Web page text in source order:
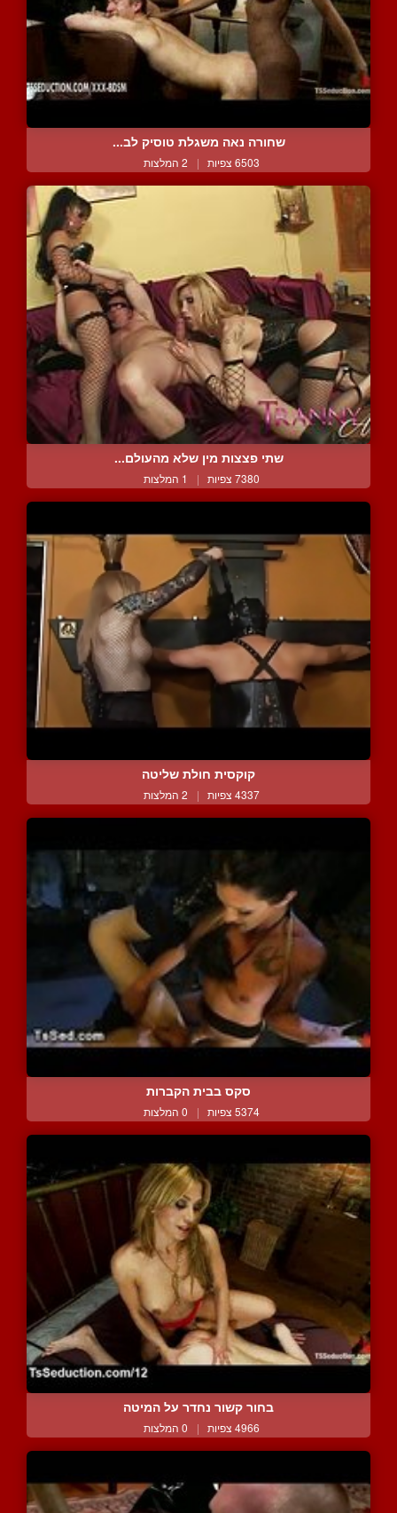
שחורה נאה משגלת טוסיק לב...
6503 צפיות | 2 המלצות
שתי פצצות מין שלא מהעולם...
7380 צפיות | 1 המלצות
קוקסית חולת שליטה
4337 צפיות | 2 המלצות
סקס בבית הקברות
5374 צפיות | 0 המלצות
בחור קשור נחדר על המיטה
4966 צפיות | 0 המלצות